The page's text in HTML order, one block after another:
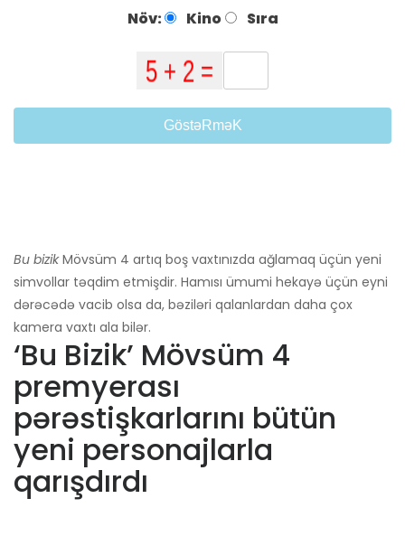
Növ: Kino Sıra
GöstəRməK
Bu bizikMövsüm 4 artıq boş vaxtınızda ağlamaq üçün yeni
simvollar təqdim etmişdir. Hamısı ümumi hekayə üçün eyni
dərəcədə vacib olsa da, bəziləri qalanlardan daha çox
kamera vaxtı ala bilər.
‘Bu Bizik’ Mövsüm 4
premyerası
pərəstişkarlarını bütün
yeni personajlarla
qarışdırdı